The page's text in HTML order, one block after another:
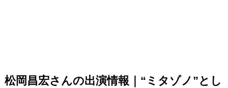
松岡昌宏さんの出演情報｜“ミタゾノ”とし